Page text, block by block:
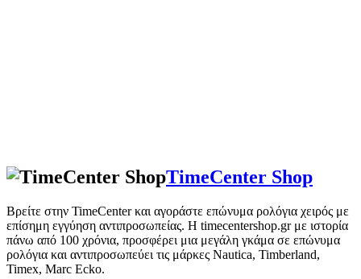
TimeCenter Shop
Βρείτε στην TimeCenter και αγοράστε επώνυμα ρολόγια χειρός με
επίσημη εγγύηση αντιπροσωπείας. Η timecentershop.gr με ιστορία
πάνω από 100 χρόνια, προσφέρει μια μεγάλη γκάμα σε επώνυμα
ρολόγια και αντιπροσωπεύει τις μάρκες Nautica, Timberland,
Timex, Marc Ecko.